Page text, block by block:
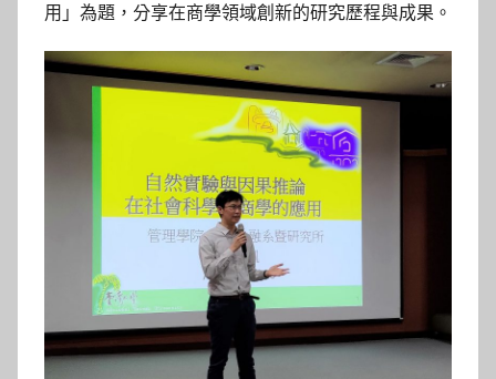
參
考
服
務
格
用」為題，分享在商學領域創新的研究歷程與成果。